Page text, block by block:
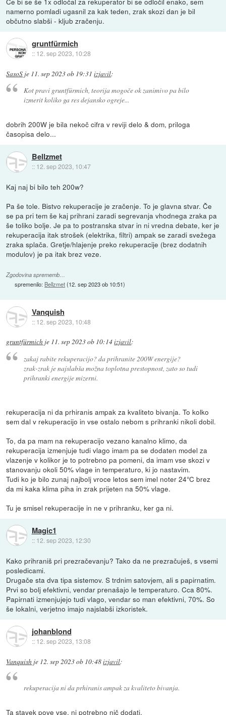
namerno pomladi ugasnil za kak teden, zrak skozi dan je bil
občutno slabši - kljub zračenju.
gruntfürmich
:: 12. sep 2023, 10:28
SasoS je 11. sep 2023 ob 19:31 izjavil:
Kot pravi gruntfürmich, teorija mogoče ok zanimivo pa bilo
izmerit koliko ga res dejansko ogreje...
dobrih 200W je bila nekoč cifra v reviji delo & dom, priloga
časopisa delo...
Bellzmet
:: 12. sep 2023, 10:47
Kaj naj bi bilo teh 200w?
Pa še tole. Bistvo rekuperacije je zračenje. To je glavna stvar. Če
se pa pri tem še kaj prihrani zaradi segrevanja vhodnega zraka pa
še toliko bolje. Je pa to postranska stvar in ni vredna debate, ker je
rekuperacija itak strošek (elektrika, filtri) ampak se zaradi svežega
zraka splača. Gretje/hlajenje preko rekuperacije (brez dodatnih
modulov) je pa itak brez veze.
Zgodovina sprememb…
spremenilo: Bellzmet(12. sep 2023 ob 10:51)
Vanquish
:: 12. sep 2023, 10:48
gruntfürmich je 11. sep 2023 ob 10:14izjavil:
zakaj rabite rekuperacijo? da prihranite 200W energije?
zrak-zrak je najslabša možna toplotna prestopnost, zato so tudi
prihranki energije mizerni.
rekuperacija ni da prhiranis ampak za kvaliteto bivanja. To kolko
sem dal v rekuperacijo in vse ostalo nebom s prihranki nikoli dobil.
To, da pa mam na rekuperacijo vezano kanalno klimo, da
rekuperacija izmenjuje tudi vlago imam pa se dodaten model za
vlazenje v kolikor je to potrebno pa pomeni, da imam vse skozi v
stanovanju okoli 50% vlage in temperaturo, ki jo nastavim.
Tudi ko je bilo zunaj najbolj vroce letos sem imel noter 24°C brez
da mi kaka klima piha in zrak prijeten na 50% vlage.
Tu je smisel rekuperacije in ne v prihranku, ker ga ni.
Magic1
:: 12. sep 2023, 12:30
Kako prihraniš pri prezračevanju? Tako da ne prezračuješ, s vsemi
posledicami.
Drugače sta dva tipa sistemov. S trdnim satovjem, ali s papirnatim.
Prvi so bolj efektivni, vendar prenašajo le temperaturo. Cca 80%.
Papirnati izmenjujejo tudi vlago, vendar so man efektivni, 70%. So
še lokalni, verjetno imajo najslabši izkoristek.
johanblond
:: 12. sep 2023, 13:08
Vanquish je 12. sep 2023 ob 10:48izjavil:
rekuperacija ni da prhiranis ampak za kvaliteto bivanja.
Ta stavek pove vse, ni potrebno nič dodati.